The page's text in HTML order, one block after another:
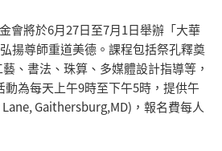
會將於6月27日至7月1日舉辦「大華
揚尊師重道美德。 課程包括祭孔釋奠
、書法、珠算、 多媒體設計指導等，
動為每天上午9時至下午5時，提供午
Gaithersburg,MD)，報名費每人